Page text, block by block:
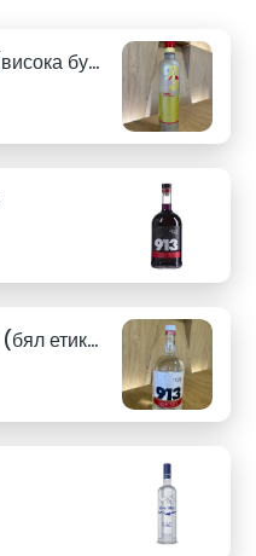
ВОДКА 913 НОВА 700МЛ (висока бутилка)
ВОДКА 913 ЧИСТА 700МЛ (бял етикет)